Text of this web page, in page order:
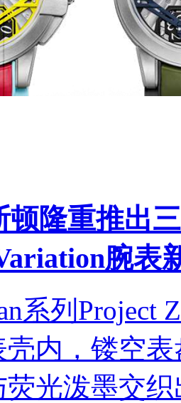
顿隆重推出
腕表
系列Project
内，镂空
光泼墨交